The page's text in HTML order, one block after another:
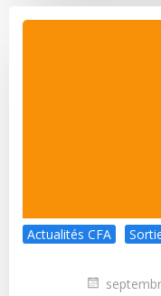
Actualités CFA